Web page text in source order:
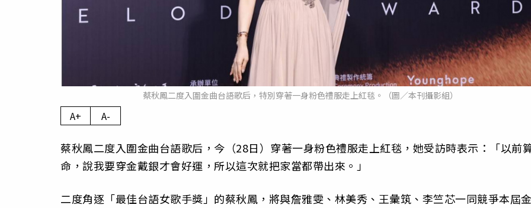
蔡秋鳳二度入圍金曲台語歌后，特別穿著一身粉色禮服走上紅毯。（圖／本刊攝影組）
A+ A-
蔡秋鳳二度入圍金曲台語歌后，今（28日）穿著一身粉色禮服走上紅毯，她受訪時表示：「以前
命，說我要穿金戴銀才會好運，所以這次就把家當都帶出來。」
二度角逐「最佳台語女歌手獎」的蔡秋鳳，將與詹雅雯、林美秀、王彙筑、李竺芯一同競爭本屆